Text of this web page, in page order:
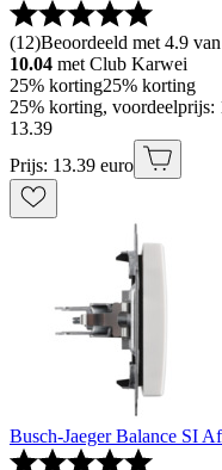
(12)Beoordeeld met 4.9
10.04 met Club Karwei
25% korting25% korting
25% korting,
13.39
Prijs: 13.39 euro
Busch-Jaeger Balance SI